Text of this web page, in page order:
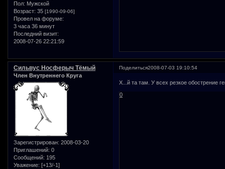
Пол: Мужской
Возраст: 35 [1990-09-06]
Провел на форуме:
3 часа 36 минут
Последний визит:
2008-07-26 22:21:59
Поделиться2008-07-03 19:10:54
Сильвус Носферыч Тёмый
Член Внутреннего Круга
Зарегистрирован: 2008-03-20
Приглашений: 0
Сообщений: 195
Уважение: [+13/-1]
Х...й та там. У всех резкое обострение
0